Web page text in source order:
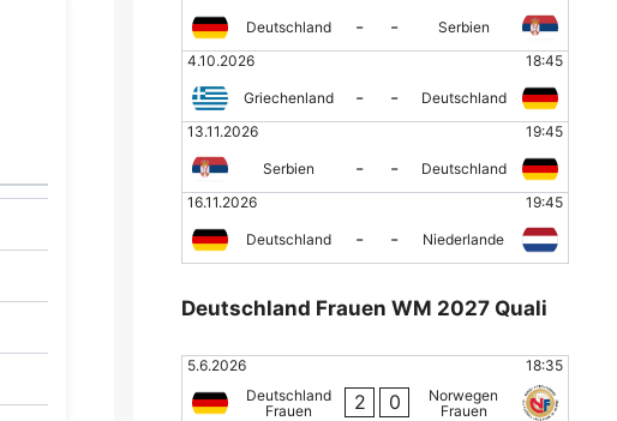
Deutschland - -
Serbien
4.10.2026
18:45
Griechenland - -
Deutschland
13.11.2026
19:45
Serbien - -
Deutschland
16.11.2026
19:45
Deutschland - - Niederlande
Deutschland Frauen WM 2027 Quali
5.6.2026
18:35
Deutschland
Frauen
2 0
Norwegen
Frauen